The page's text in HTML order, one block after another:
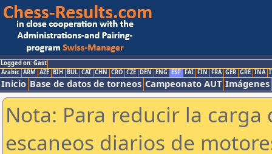
Logged on: Gast
Arabic ARM AZE BIH BUL CAT CHN CRO CZE DEN ENG ESP FAI FIN FRA GER GRE INA
Inicio Base de datos de torneos Campeonato AUT Imágenes
Nota: Para reducir la
escaneos diarios de